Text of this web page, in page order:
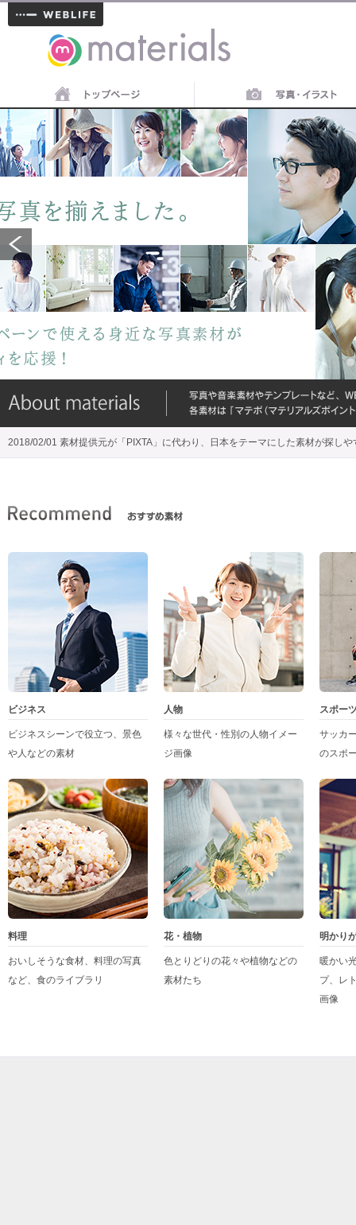
materials
2018/02/01 素材提供元が「PIXTA」に代わり、日本をテーマにした素材が探しや
ビジネス
ビジネスシーンで役立つ、景色
や人などの素材
人物
様々な世代・性別の人物イメー
ジ画像
スポー
サッカ
のスポ
料理
おいしそうな食材、料理の写真
など、食のライブラリ
花・植物
色とりどりの花々や植物などの
素材たち
明かり
暖かい
プ、レ
画像